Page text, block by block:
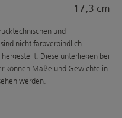
17,3 cm
und
nicht farbverbindlich.
Diese unterliegen bei
können Maße und Gewichte in
werden.